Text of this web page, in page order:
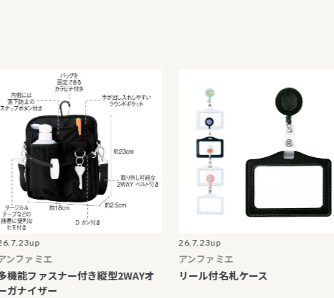
ミエ
ァスナー付き縦型2WAYオ
ザー
26.7.23up
アンファミエ
リール付名札ケース